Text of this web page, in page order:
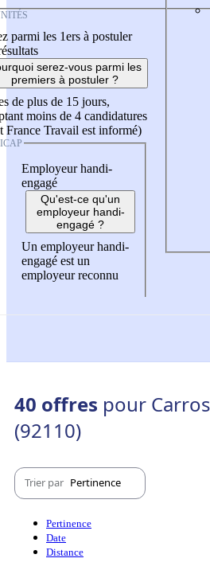
parmi les 1ers à postuler
serez-vous parmi les
premiers à postuler ?
de plus de 15 jours,
moins de 4 candidatures
France Travail est informé)
Employeur handi-
engagé
Qu'est-ce qu'un
employeur handi-
engagé ?
Un employeur handi-
engagé est un
employeur reconnu
40 offres pour
(92110)
Trier par Pertinence
Pertinence
Date
Distance